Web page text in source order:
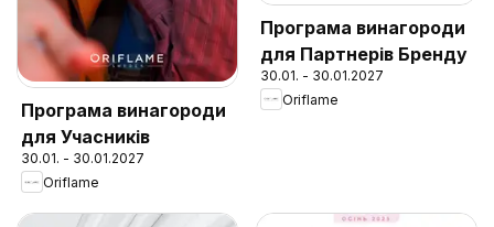
Програма винагороди
для Учасників
30.01. - 30.01.2027
Oriflame
Програма винагороди
для Партнерів Бренду
30.01. - 30.01.2027
Oriflame